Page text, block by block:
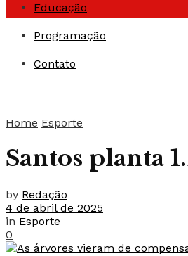
Educação
Programação
Contato
Home Esporte
Santos planta
by Redação
4 de abril de 2025
in Esporte
0